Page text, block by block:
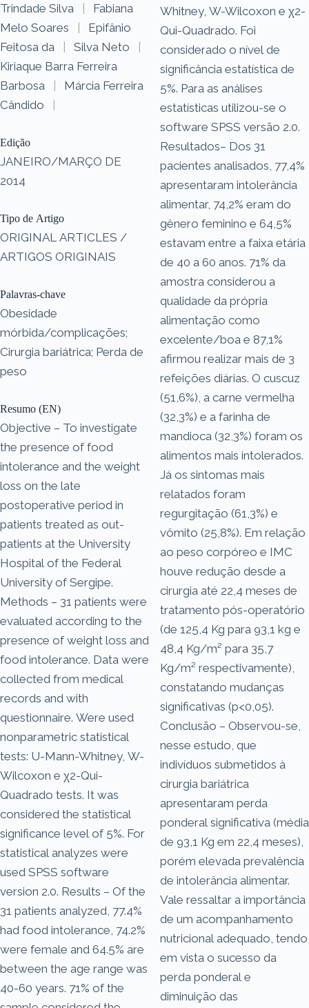
Trindade Silva
|
Fabiana
Melo Soares
|
Epifânio
Feitosa da
| Silva Neto
|
Kiriaque Barra Ferreira
Barbosa
|
Márcia Ferreira
Cândido
|
Edição
JANEIRO/MARÇO DE
2014
Tipo de Artigo
ORIGINAL ARTICLES /
ARTIGOS ORIGINAIS
Palavras-chave
Obesidade
mórbida/complicações;
Cirurgia bariátrica; Perda de
peso
Resumo (EN)
Objective – To investigate
the presence of food
intolerance and the weight
loss on the late
postoperative period in
patients treated as out-
patients at the University
Hospital of the Federal
University of Sergipe.
Methods – 31 patients were
evaluated according to the
presence of weight loss and
food intolerance. Data were
collected from medical
records and with
questionnaire. Were used
nonparametric statistical
tests: U-Mann-Whitney, W-
Wilcoxon e χ2-Qui-
Quadrado tests. It was
considered the statistical
significance level of 5%. For
statistical analyzes were
used SPSS software
version 2.0. Results – Of the
31 patients analyzed, 77.4%
had food intolerance, 74.2%
were female and 64.5% are
between the age range was
40-60 years. 71% of the
Whitney, W-Wilcoxon e χ2-
Qui-Quadrado. Foi
considerado o nível de
significância estatística de
5%. Para as análises
estatísticas utilizou-se o
software SPSS versão 2.0.
Resultados– Dos 31
pacientes analisados, 77,4%
apresentaram intolerância
alimentar, 74,2% eram do
gênero feminino e 64,5%
estavam entre a faixa etária
de 40 a 60 anos. 71% da
amostra considerou a
qualidade da própria
alimentação como
excelente/boa e 87,1%
afirmou realizar mais de 3
refeições diárias. O cuscuz
(51,6%), a carne vermelha
(32,3%) e a farinha de
mandioca (32,3%) foram os
alimentos mais intolerados.
Já os sintomas mais
relatados foram
regurgitação (61,3%) e
vômito (25,8%). Em relação
ao peso corpóreo e IMC
houve redução desde a
cirurgia até 22,4 meses de
tratamento pós-operatório
(de 125,4 Kg para 93,1 kg e
48,4 Kg/m² para 35,7
Kg/m² respectivamente),
constatando mudanças
significativas (p<0,05).
Conclusão – Observou-se,
nesse estudo, que
indivíduos submetidos à
cirurgia bariátrica
apresentaram perda
ponderal significativa (média
de 93,1 Kg em 22,4 meses),
porém elevada prevalência
de intolerância alimentar.
Vale ressaltar a importância
de um acompanhamento
nutricional adequado, tendo
em vista o sucesso da
perda ponderal e
diminuição das